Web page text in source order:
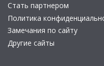
Стать партнером
Политика
Замечания по сайту
Другие сайты